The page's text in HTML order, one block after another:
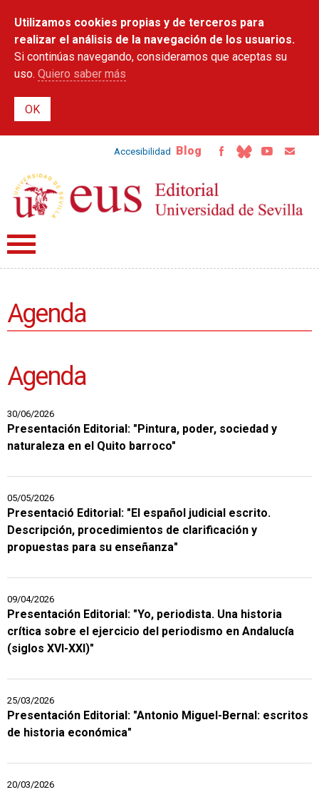
contenido
principal
Utilizamos cookies propias y de terceros para
realizar el análisis de la navegación de los usuarios.
Si continúas navegando, consideramos que aceptas su
uso. Quiero saber más
Accesibilidad Blog
Agenda
Agenda
30/06/2026
Presentación Editorial: "Pintura, poder, sociedad y
naturaleza en el Quito barroco"
05/05/2026
Presentació Editorial: "El español judicial escrito.
Descripción, procedimientos de clarificación y
propuestas para su enseñanza"
09/04/2026
Presentación Editorial: "Yo, periodista. Una historia
crítica sobre el ejercicio del periodismo en Andalucía
(siglos XVI-XXI)"
25/03/2026
Presentación Editorial: "Antonio Miguel-Bernal: escritos
de historia económica"
20/03/2026